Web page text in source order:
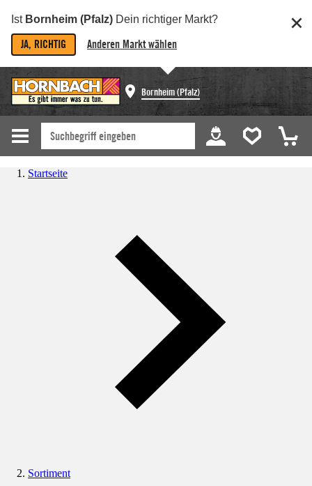
Ist Bornheim (Pfalz) Dein richtiger Markt?
JA, RICHTIG Anderen Markt wählen
Bornheim (Pfalz)
Startseite
Sortiment